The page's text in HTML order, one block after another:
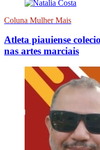
Coluna Mulher Mais
Atleta piauiense
nas artes marciais